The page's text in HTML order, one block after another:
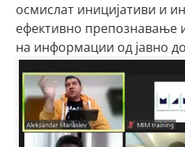
осмислат иницијативи и
ефективно препознавање
на информации од јавно